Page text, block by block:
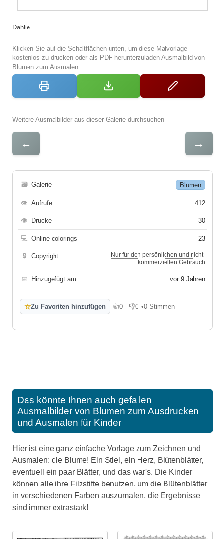
Dahlie
Klicken Sie auf die Schaltflächen unten, um diese Malvorlage
kostenlos zu drucken oder als PDF herunterzuladen Ausmalbild von
Blumen zum Ausmalen
Weitere Ausmalbilder aus dieser Galerie durchsuchen
← →
🗃 Galerie Blumen
👁 Aufrufe 412
👁 Drucke 30
💻 Online colorings 23
🔒 Copyright
Nur für den persönlichen und nicht-
kommerziellen Gebrauch
📅 Hinzugefügt am vor 9 Jahren
☆Zu Favoriten hinzufügen 👍0
Gefällt mir
👎0
Gefällt mir nicht
•0 Stimmen
Das könnte Ihnen auch gefallen
Ausmalbilder von Blumen zum Ausdrucken
und Ausmalen für Kinder
Hier ist eine ganz einfache Vorlage zum Zeichnen und
Ausmalen: die Blume! Ein Stiel, ein Herz, Blütenblätter,
eventuell ein paar Blätter, und das war's. Die Kinder
können alle ihre Filzstifte benutzen, um die Blütenblätter
in verschiedenen Farben auszumalen, die Ergebnisse
sind immer extrastark!